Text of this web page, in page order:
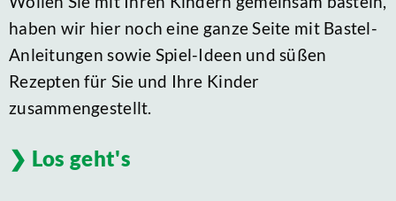
haben wir hier noch eine ganze Seite mit Bastel-
Anleitungen sowie Spiel-Ideen und süßen
Rezepten für Sie und Ihre Kinder
zusammengestellt.
Los geht's